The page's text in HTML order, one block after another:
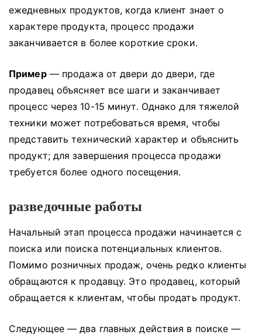
ежедневных продуктов, когда клиент знает о
характере продукта, процесс продажи
заканчивается в более короткие сроки.
Пример— продажа от двери до двери, где
продавец объясняет все шаги и заканчивает
процесс через 10-15 минут. Однако для тяжелой
техники может потребоваться время, чтобы
представить технический характер и объяснить
продукт; для завершения процесса продажи
требуется более одного посещения.
разведочные работы
Начальный этап процесса продажи начинается с
поиска или поиска потенциальных клиентов.
Помимо розничных продаж, очень редко клиенты
обращаются к продавцу. Это продавец, который
обращается к клиентам, чтобы продать продукт.
Следующее — два главных действия в поиске —